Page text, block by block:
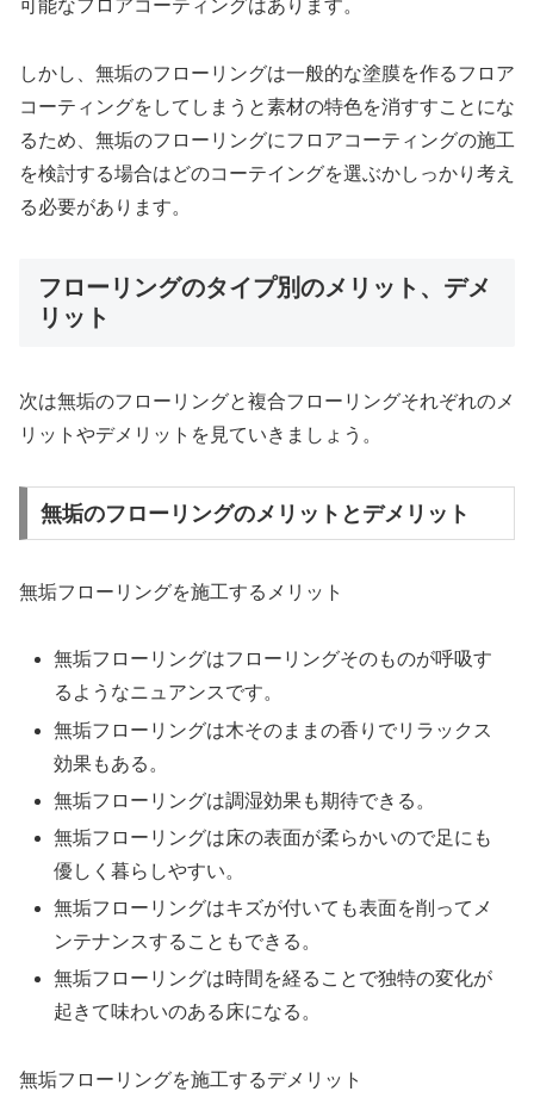
可能なフロアコーティングはあります。
しかし、無垢のフローリングは一般的な塗膜を作るフロア
コーティングをしてしまうと素材の特色を消すすことにな
るため、無垢のフローリングにフロアコーティングの施工
を検討する場合はどのコーテイングを選ぶかしっかり考え
る必要があります。
フローリングのタイプ別のメリット、デメ
リット
次は無垢のフローリングと複合フローリングそれぞれのメ
リットやデメリットを見ていきましょう。
無垢のフローリングのメリットとデメリット
無垢フローリングを施工するメリット
無垢フローリングはフローリングそのものが呼吸す
るようなニュアンスです。
無垢フローリングは木そのままの香りでリラックス
効果もある。
無垢フローリングは調湿効果も期待できる。
無垢フローリングは床の表面が柔らかいので足にも
優しく暮らしやすい。
無垢フローリングはキズが付いても表面を削ってメ
ンテナンスすることもできる。
無垢フローリングは時間を経ることで独特の変化が
起きて味わいのある床になる。
無垢フローリングを施工するデメリット